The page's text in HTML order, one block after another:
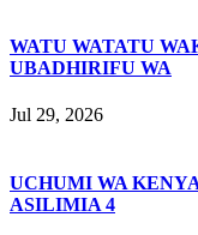
WATU WATATU
UBADHIRIFU WA
Jul 29, 2026
UCHUMI WA
ASILIMIA 4